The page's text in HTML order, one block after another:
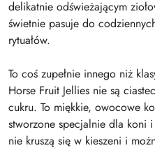
delikatnie odświeżającym
świetnie pasuje do
rytuałów.
To coś zupełnie innego niż
Horse Fruit Jellies nie są
cukru. To miękkie, owocowe
stworzone specjalnie dla koni
nie kruszą się w kieszeni i